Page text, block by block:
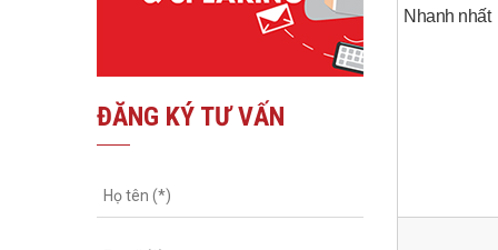
ĐĂNG KÝ TƯ VẤN
Nhanh nhất